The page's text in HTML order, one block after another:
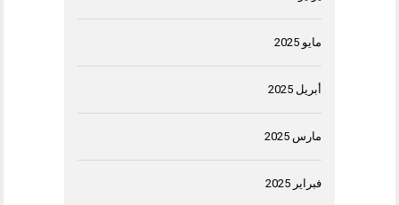
مايو 2025
أبريل 2025
مارس 2025
فبراير 2025